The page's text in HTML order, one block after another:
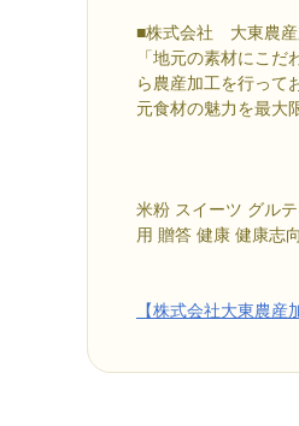
■株式会社 大東農産
「地元の素材にこ
ら農産加工を行って
元食材の魅力を最大
米粉 スイーツ グル
用 贈答 健康 健康志向
【株式会社大東農産